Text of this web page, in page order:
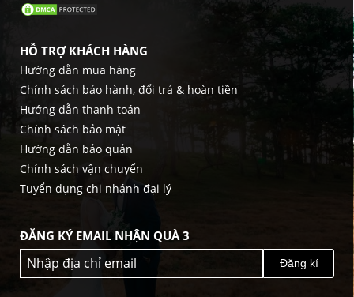
HỖ TRỢ KHÁCH HÀNG
Hướng dẫn mua hàng
Chính sách bảo hành, đổi trả & hoàn tiền
Hướng dẫn thanh toán
Chính sách bảo mật
Hướng dẫn bảo quản
Chính sách vận chuyển
Tuyển dụng chi nhánh đại lý
ĐĂNG KÝ EMAIL NHẬN QUÀ 3
Đăng kí